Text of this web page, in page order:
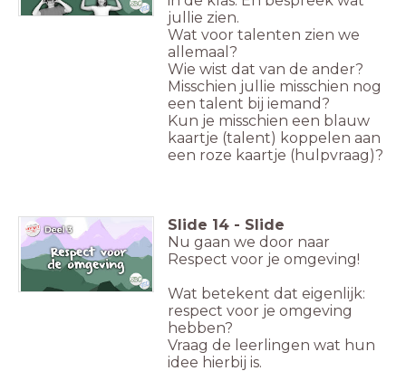
jullie zien.
Wat voor talenten zien we
allemaal?
Wie wist dat van de ander?
Misschien jullie misschien nog
een talent bij iemand?
Kun je misschien een blauw
kaartje (talent) koppelen aan
een roze kaartje (hulpvraag)?
Slide 14 - Slide
Nu gaan we door naar
Respect voor je omgeving!
Wat betekent dat eigenlijk:
respect voor je omgeving
hebben?
Vraag de leerlingen wat hun
idee hierbij is.